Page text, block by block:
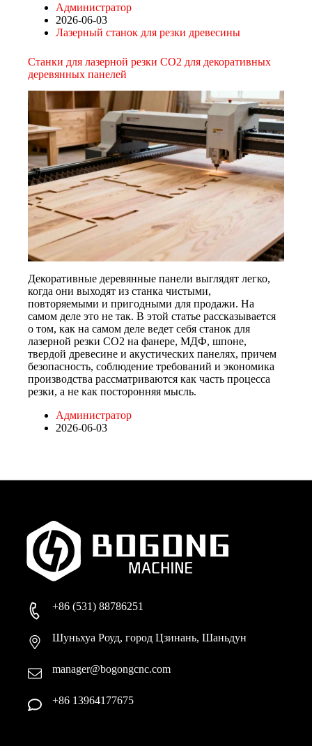
Администратор
2026-06-03
Лазерный станок для резки древесины
Станки для лазерной резки CO2 для декоративных
деревянных панелей
Декоративные деревянные панели выглядят легко,
когда они выходят из станка чистыми,
повторяемыми и пригодными для продажи. На
самом деле это не так. В этой статье рассказывается
о том, как на самом деле ведет себя станок для
лазерной резки CO2 на фанере, МДФ, шпоне,
твердой древесине и акустических панелях, причем
безопасность, соблюдение требований и экономика
производства рассматриваются как часть процесса
резки, а не как посторонняя мысль.
Администратор
2026-06-03
+86 (531) 88786251
Шуньхуа Роуд, город Цзинань, Шаньдун
manager@bogongcnc.com
+86 13964177675